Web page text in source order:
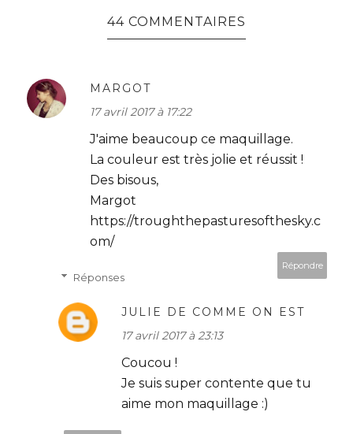
44 COMMENTAIRES
MARGOT
17 avril 2017 à 17:22
J'aime beaucoup ce maquillage.
La couleur est très jolie et réussit !
Des bisous,
Margot
https://troughthepasturesofthesky.c
om/
Répondre
Réponses
JULIE DE COMME ON EST
17 avril 2017 à 23:13
Coucou !
Je suis super contente que tu
aime mon maquillage :)